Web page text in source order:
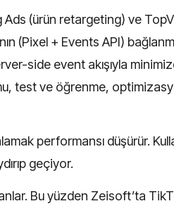
(ürün retargeting) ve
(Pixel + Events API)
side event akışıyla
test ve öğrenme,
performansı düşürür.
geçiyor.
Bu yüzden Zeisoft’ta